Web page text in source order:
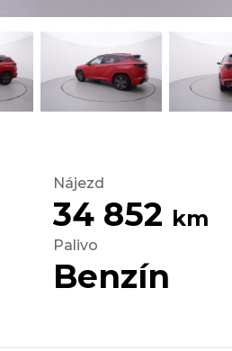
Nájezd
34 852 km
Palivo
Benzín